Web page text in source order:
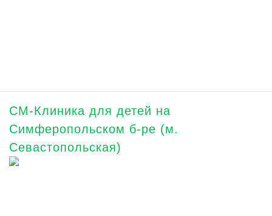
СМ-Клиника для детей на
Симферопольском б-ре (м.
Севастопольская)